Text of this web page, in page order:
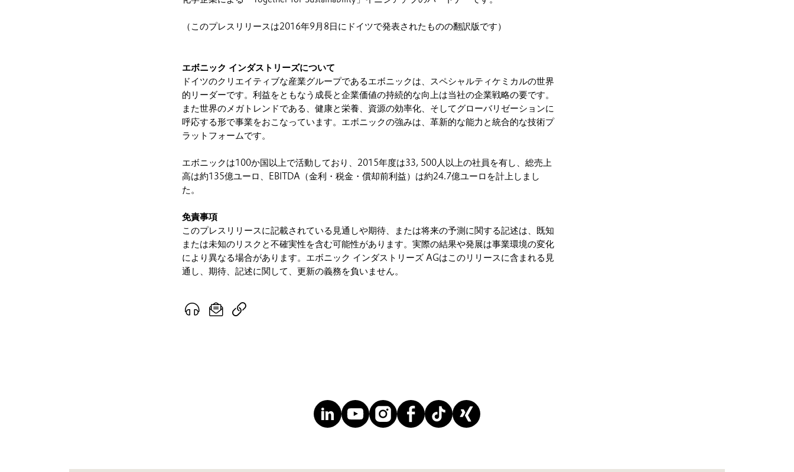
（このプレスリリースは2016年9月8日にドイツで発表されたものの翻訳版です）
エボニック インダストリーズについて
ドイツのクリエイティブな産業グループであるエボニックは、スペシャルティケミカルの世界
的リーダーです。利益をともなう成長と企業価値の持続的な向上は当社の企業戦略の要です。
また世界のメガトレンドである、健康と栄養、資源の効率化、そしてグローバリゼーションに
呼応する形で事業をおこなっています。エボニックの強みは、革新的な能力と統合的な技術プ
ラットフォームです。
エボニックは100か国以上で活動しており、2015年度は33, 500人以上の社員を有し、総売上
高は約135億ユーロ、EBITDA（金利・税金・償却前利益）は約24.7億ユーロを計上しまし
た。
免責事項
このプレスリリースに記載されている見通しや期待、または将来の予測に関する記述は、既知
または未知のリスクと不確実性を含む可能性があります。実際の結果や発展は事業環境の変化
により異なる場合があります。エボニック インダストリーズ AGはこのリリースに含まれる見
通し、期待、記述に関して、更新の義務を負いません。